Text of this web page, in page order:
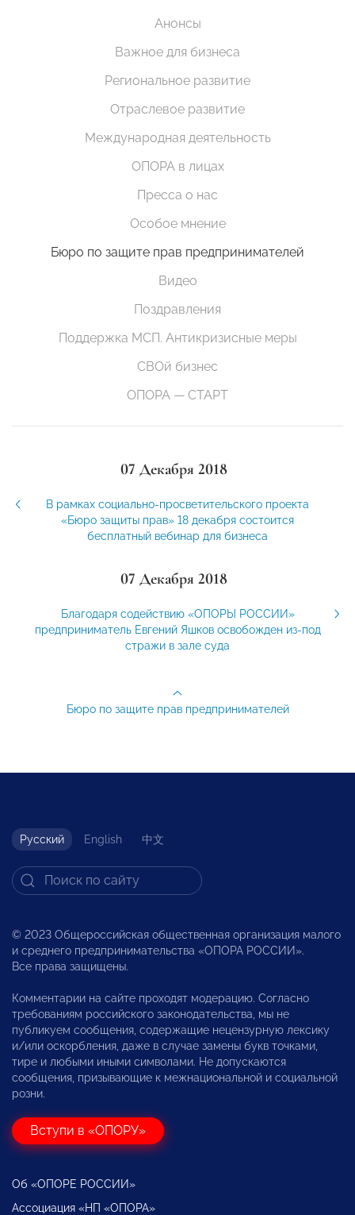
Анонсы
Важное для бизнеса
Региональное развитие
Отраслевое развитие
Международная деятельность
ОПОРА в лицах
Пресса о нас
Особое мнение
Бюро по защите прав предпринимателей
Видео
Поздравления
Поддержка МСП. Антикризисные меры
СВОй бизнес
ОПОРА — СТАРТ
07 Декабря 2018
В рамках социально-просветительского проекта
«Бюро защиты прав» 18 декабря состоится
бесплатный вебинар для бизнеса
07 Декабря 2018
Благодаря содействию «ОПОРЫ РОССИИ»
предприниматель Евгений Яшков освобожден из-под
стражи в зале суда
Бюро по защите прав предпринимателей
Русский English 中文
© 2023 Общероссийская общественная организация малого
и среднего предпринимательства «ОПОРА РОССИИ».
Все права защищены.
Комментарии на сайте проходят модерацию. Согласно
требованиям российского законодательства, мы не
публикуем сообщения, содержащие нецензурную лексику
и/или оскорбления, даже в случае замены букв точками,
тире и любыми иными символами. Не допускаются
сообщения, призывающие к межнациональной и социальной
розни.
Вступи в «ОПОРУ»
Об «ОПОРЕ РОССИИ»
Ассоциация «НП «ОПОРА»